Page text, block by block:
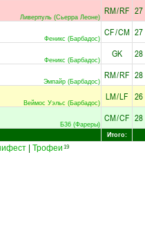
Ливерпуль (Сьерра Леоне)
RM/RF 27
Феникс (Барбадос)
CF/CM 27
Феникс (Барбадос)
GK 28
Эмпайр (Барбадос)
RM/RF 28
Веймос Уэльс (Барбадос)
LM/LF 26
Б36 (Фареры)
CM/CF 28
Итого:
Трофеи 19